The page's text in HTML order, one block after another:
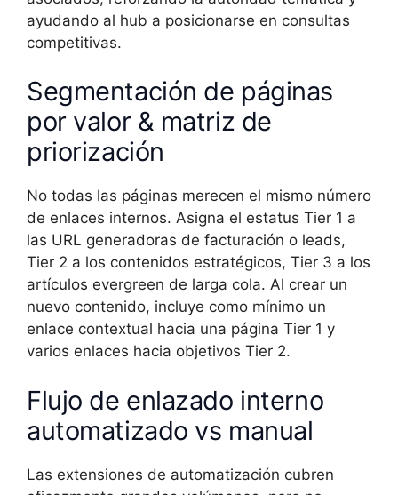
ayudando al hub a posicionarse en consultas
competitivas.
Segmentación de páginas
por valor & matriz de
priorización
No todas las páginas merecen el mismo número
de enlaces internos. Asigna el estatus Tier 1 a
las URL generadoras de facturación o leads,
Tier 2 a los contenidos estratégicos, Tier 3 a los
artículos evergreen de larga cola. Al crear un
nuevo contenido, incluye como mínimo un
enlace contextual hacia una página Tier 1 y
varios enlaces hacia objetivos Tier 2.
Flujo de enlazado interno
automatizado vs manual
Las extensiones de automatización cubren